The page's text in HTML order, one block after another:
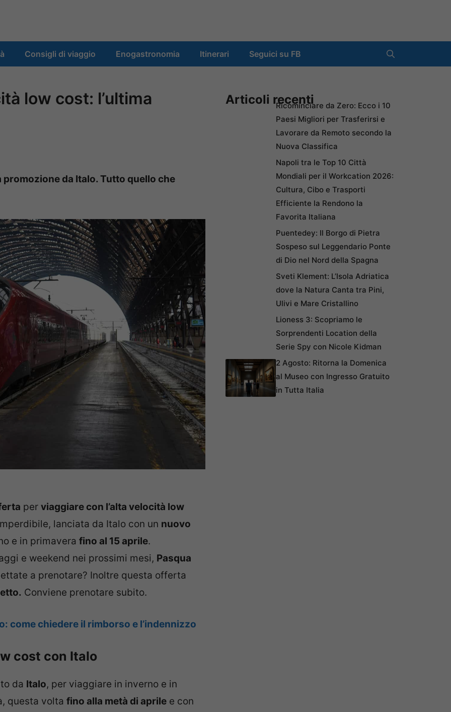
Consigli di viaggio Enogastronomia Itinerari Seguici su FB
low cost: l’ultima
da Italo. Tutto quello che
per viaggiare con l’alta velocità low
lanciata da Italo con un nuovo
e in primavera fino al 15 aprile.
e weekend nei prossimi mesi, Pasqua
a prenotare? Inoltre questa offerta
Conviene prenotare subito.
come chiedere il rimborso e l’indennizzo
cost con Italo
da Italo, per viaggiare in inverno e in
questa volta fino alla metà di aprile e con
Articoli recentiRicominciare da Zero: Ecco i 10
Paesi Migliori per Trasferirsi e
Lavorare da Remoto secondo la
Nuova Classifica
Napoli tra le Top 10 Città
Mondiali per il Workcation 2026:
Cultura, Cibo e Trasporti
Efficiente la Rendono la
Favorita Italiana
Puentedey: Il Borgo di Pietra
Sospeso sul Leggendario Ponte
di Dio nel Nord della Spagna
Sveti Klement: L’Isola Adriatica
dove la Natura Canta tra Pini,
Ulivi e Mare Cristallino
Lioness 3: Scopriamo le
Sorprendenti Location della
Serie Spy con Nicole Kidman
2 Agosto: Ritorna la Domenica
al Museo con Ingresso Gratuito
in Tutta Italia